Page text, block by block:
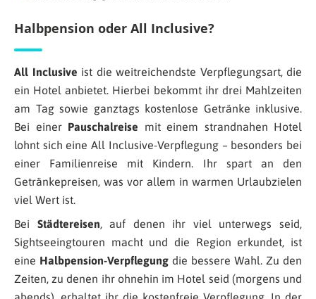
Halbpension oder All Inclusive?
All Inclusive ist die weitreichendste Verpflegungsart, die
ein Hotel anbietet. Hierbei bekommt ihr drei Mahlzeiten
am Tag sowie ganztags kostenlose Getränke inklusive.
Bei einer Pauschalreise mit einem strandnahen Hotel
lohnt sich eine All Inclusive-Verpflegung – besonders bei
einer Familienreise mit Kindern. Ihr spart an den
Getränkepreisen, was vor allem in warmen Urlaubzielen
viel Wert ist.
Bei Städtereisen, auf denen ihr viel unterwegs seid,
Sightseeingtouren macht und die Region erkundet, ist
eine Halbpension-Verpflegung die bessere Wahl. Zu den
Zeiten, zu denen ihr ohnehin im Hotel seid (morgens und